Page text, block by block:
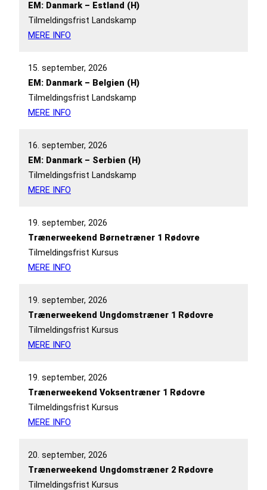
EM: Danmark – Estland (H)
Tilmeldingsfrist Landskamp
MERE INFO
15. september, 2026
EM: Danmark – Belgien (H)
Tilmeldingsfrist Landskamp
MERE INFO
16. september, 2026
EM: Danmark – Serbien (H)
Tilmeldingsfrist Landskamp
MERE INFO
19. september, 2026
Trænerweekend Børnetræner 1 Rødovre
Tilmeldingsfrist Kursus
MERE INFO
19. september, 2026
Trænerweekend Ungdomstræner 1 Rødovre
Tilmeldingsfrist Kursus
MERE INFO
19. september, 2026
Trænerweekend Voksentræner 1 Rødovre
Tilmeldingsfrist Kursus
MERE INFO
20. september, 2026
Trænerweekend Ungdomstræner 2 Rødovre
Tilmeldingsfrist Kursus